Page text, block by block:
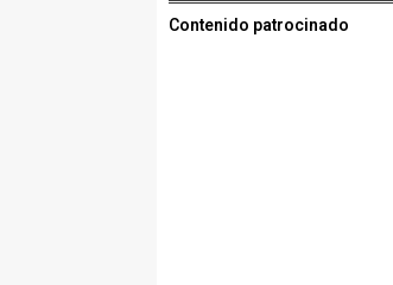
Contenido patrocinado